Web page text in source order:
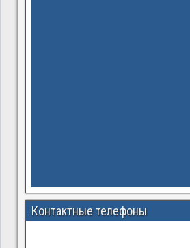
Контактные телефоны